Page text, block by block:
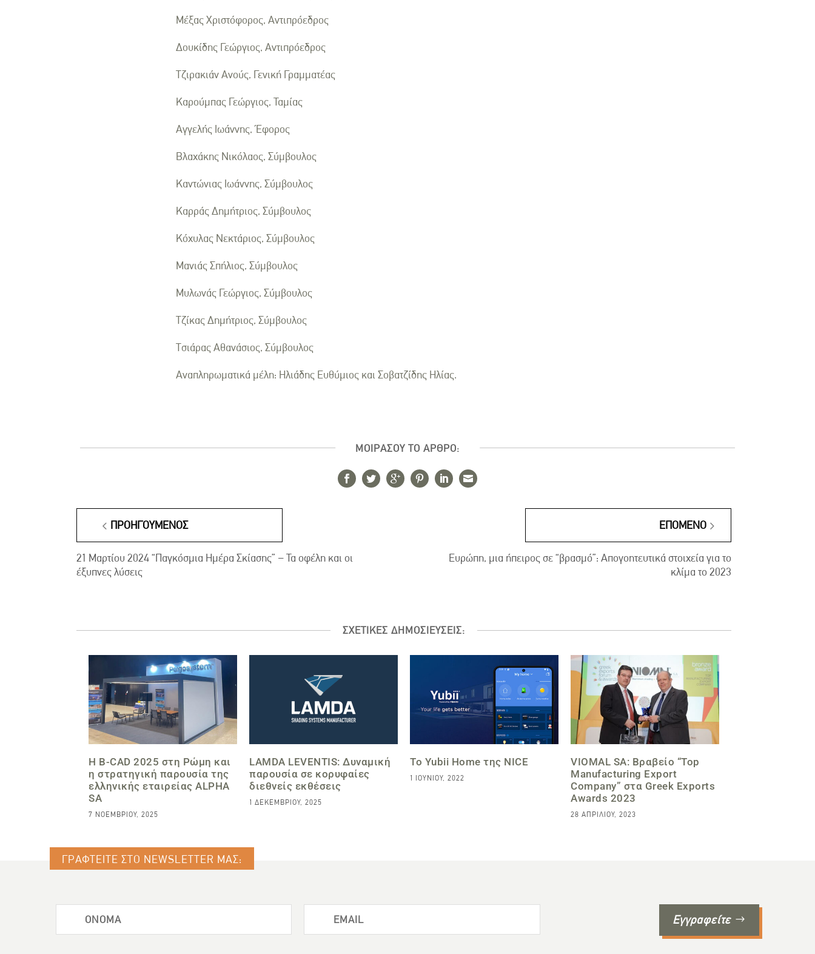
Μέξας Χριστόφορος, Αντιπρόεδρος
Δουκίδης Γεώργιος, Αντιπρόεδρος
Τζιρακιάν Ανούς, Γενική Γραμματέας
Καρούμπας Γεώργιος, Ταμίας
Αγγελής Ιωάννης, Έφορος
Βλαχάκης Νικόλαος, Σύμβουλος
Καντώνιας Ιωάννης, Σύμβουλος
Καρράς Δημήτριος, Σύμβουλος
Κόχυλας Νεκτάριος, Σύμβουλος
Μανιάς Σπήλιος, Σύμβουλος
Μυλωνάς Γεώργιος, Σύμβουλος
Τζίκας Δημήτριος, Σύμβουλος
Τσιάρας Αθανάσιος, Σύμβουλος
Αναπληρωματικά μέλη: Ηλιάδης Ευθύμιος και Σοβατζίδης Ηλίας.
ΜΟΙΡΑΣΟΥ ΤΟ ΑΡΘΡΟ:
ΠΡΟΗΓΟΎΜΕΝΟΣ
21 Μαρτίου 2024 “Παγκόσμια Ημέρα Σκίασης” – Τα οφέλη και οι
έξυπνες λύσεις
ΕΠΌΜΕΝΟ
Ευρώπη, μια ήπειρος σε “βρασμό”: Απογοητευτικά στοιχεία για το
κλίμα το 2023
ΣΧΕΤΙΚΕΣ ΔΗΜΟΣΙΕΥΣΕΙΣ:
Η B-CAD 2025 στη Ρώμη και
η στρατηγική παρουσία της
ελληνικής εταιρείας ALPHA
SA
7 ΝΟΕΜΒΡΊΟΥ, 2025
LAMDA LEVENTIS: Δυναμική
παρουσία σε κορυφαίες
διεθνείς εκθέσεις
1 ΔΕΚΕΜΒΡΊΟΥ, 2025
Το Yubii Home της NICE
1 ΙΟΥΝΊΟΥ, 2022
VIOMAL SA: Βραβείο “Top
Manufacturing Export
Company” στα Greek Exports
Awards 2023
28 ΑΠΡΙΛΊΟΥ, 2023
ΓΡΑΦΤΕΙΤΕ ΣΤΟ NEWSLETTER ΜΑΣ:
Εγγραφείτε